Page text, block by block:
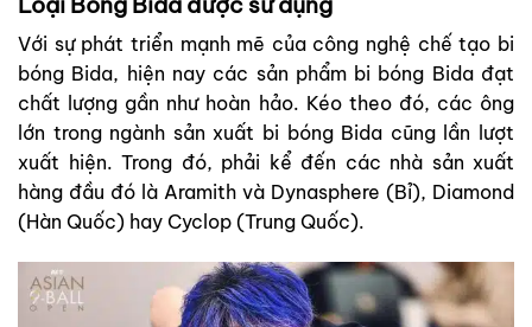
Với sự phát triển mạnh mẽ của công nghệ chế tạo bi
bóng Bida, hiện nay các sản phẩm bi bóng Bida đạt
chất lượng gần như hoàn hảo. Kéo theo đó, các ông
lớn trong ngành sản xuất bi bóng Bida cũng lần lượt
xuất hiện. Trong đó, phải kể đến các nhà sản xuất
hàng đầu đó là Aramith và Dynasphere (Bỉ), Diamond
(Hàn Quốc) hay Cyclop (Trung Quốc).